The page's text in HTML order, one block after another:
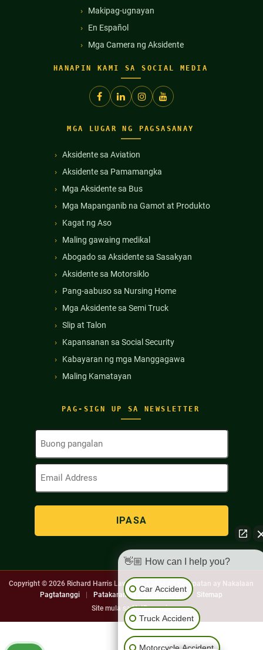
Makipag-ugnayan
En Español
Mga Camera ng Aksidente
HANAPIN KAMI SA SOCIAL MEDIA
PAG-SIGN UP SA NEWSLETTER
Buong
(Kinakailangan)
Email
(Kinakailangan)
MGA LUGAR NG PAGSASANAY
Aksidente sa Aviation
Aksidente sa Pamamangka
Mga Aksidente sa Bus
Mga Mapanganib na Gamot at Produkto
Kagat ng Aso
Maling gawaing medikal
Abogado sa Aksidente sa Sasakyan
Aksidente sa Motorsiklo
Pang-aabuso sa Nursing Home
Mga Aksidente sa Semi Truck
Slip at Talon
Kapansanan sa Social Security
Kabayaran ng mga Manggagawa
Maling Kamatayan
Copyright © 2026 Richard Harris Law Firm. Lahat ng Karapatan ay Nakalaan
Pagtatanggi
Patakaran sa Pagkapribado |
Sitemap
Site mula saNetDynamic
👋🏼 How can I help you?
Car Accident
Truck Accident
Motorcycle Accident